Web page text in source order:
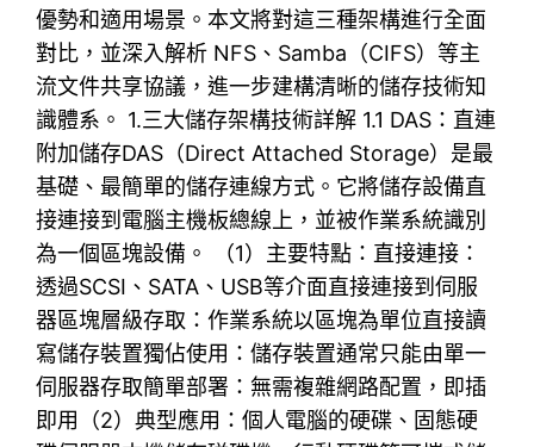
優勢和適用場景。本文將對這三種架構進行全面
對比，並深入解析 NFS、Samba（CIFS）等主
流文件共享協議，進一步建構清晰的儲存技術知
識體系。 1.三大儲存架構技術詳解 1.1 DAS：直連
附加儲存DAS（Direct Attached Storage）是最
基礎、最簡單的儲存連線方式。它將儲存設備直
接連接到電腦主機板總線上，並被作業系統識別
為一個區塊設備。 （1）主要特點：直接連接：
透過SCSI、SATA、USB等介面直接連接到伺服
器區塊層級存取：作業系統以區塊為單位直接讀
寫儲存裝置獨佔使用：儲存裝置通常只能由單一
伺服器存取簡單部署：無需複雜網路配置，即插
即用（2）典型應用：個人電腦的硬碟、固態硬